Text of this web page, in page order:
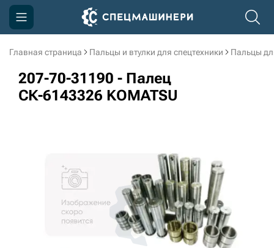
Главная страница Пальцы и втулки для спецтехники Пальцы
207-70-31190 - Палец
СК-6143326 KOMATSU
Компания
Акции
3D тур по производству
3D тур по складам